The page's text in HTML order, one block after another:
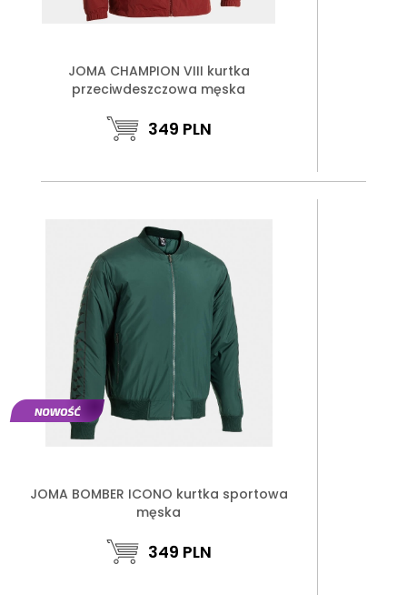
JOMA CHAMPION VIII kurtka
przeciwdeszczowa męska
349 PLN
JOMA BOMBER ICONO kurtka sportowa
męska
349 PLN